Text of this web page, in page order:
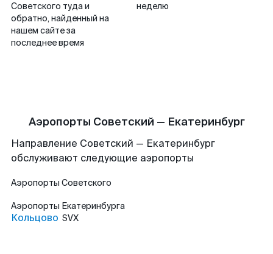
Советского туда и
обратно, найденный на
нашем сайте за
последнее время
неделю
Аэропорты Советский — Екатеринбург
Направление Советский — Екатеринбург
обслуживают следующие аэропорты
Аэропорты Советского
Аэропорты Екатеринбурга
Кольцово SVX